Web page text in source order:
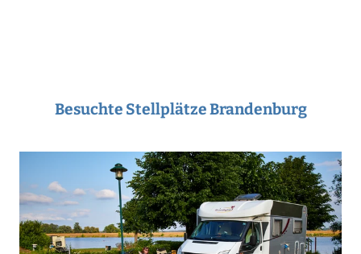
Besuchte Stellplätze Brandenburg